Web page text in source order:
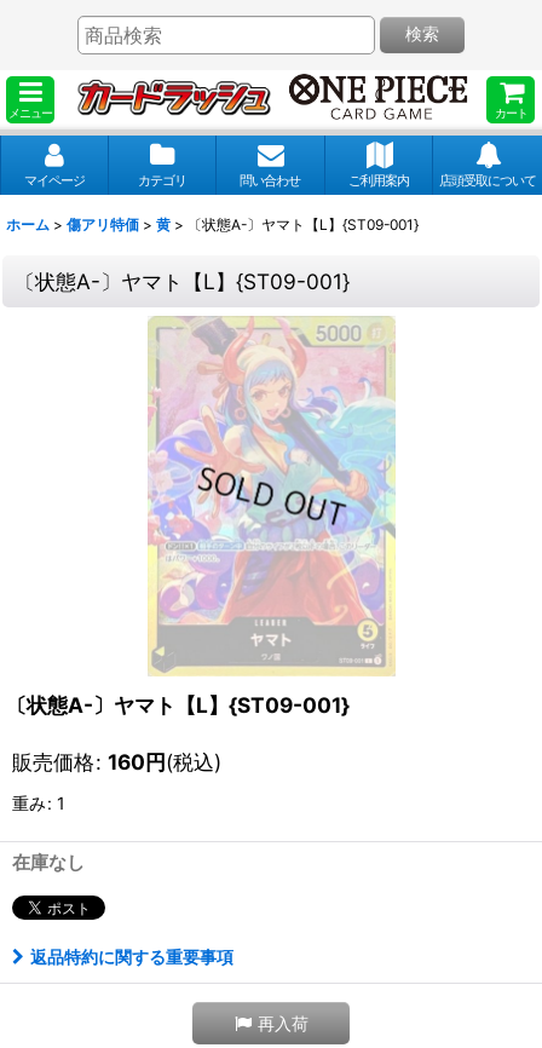
メニュー カート
検索
マイページ カテゴリ 問い合わせ ご利用案内 店頭受取について
ホーム > 傷アリ特価 > 黄 > 〔状態A-〕ヤマト【L】{ST09-001}
〔状態A-〕ヤマト【L】{ST09-001}
〔状態A-〕ヤマト【L】{ST09-001}
販売価格: 160円(税込)
重み: 1
在庫なし
返品特約に関する重要事項
再入荷